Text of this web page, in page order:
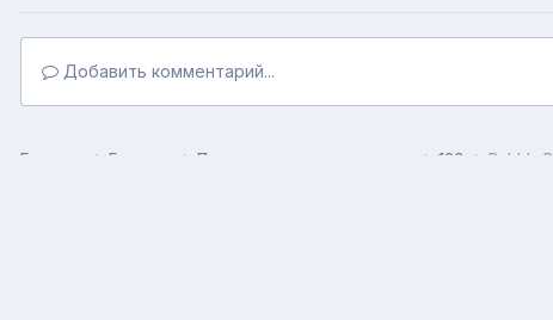
Добавить комментарий...
Главная Галерея Пользовательские галереи 123 Bubble